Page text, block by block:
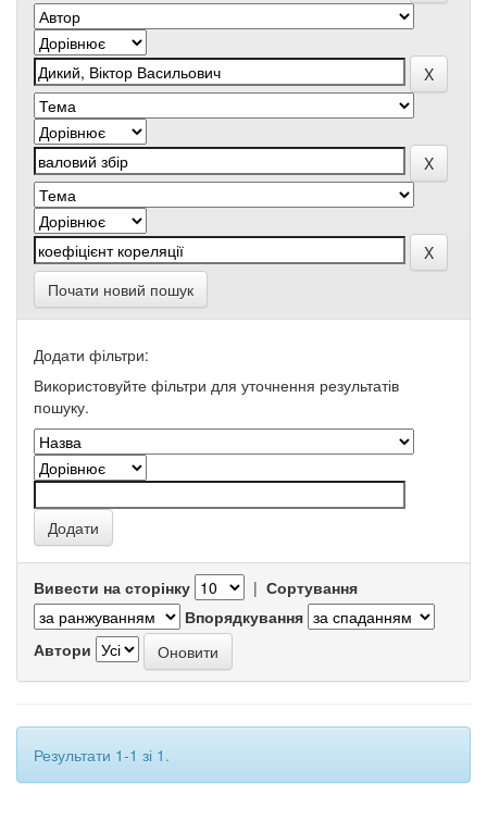
Почати новий пошук
Додати фільтри:
Використовуйте фільтри для уточнення результатів
пошуку.
Вивести на сторінку | Сортування
Впорядкування
Автори
Результати 1-1 зі 1.